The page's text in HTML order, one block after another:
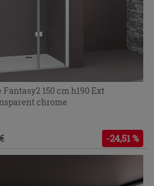
150 cm h190 Ext
chrome
-24,51 %